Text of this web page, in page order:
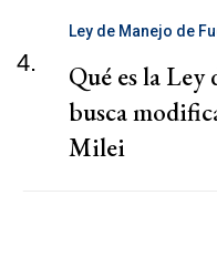
4.
Ley de Manejo de
Qué es la Ley
busca
Milei